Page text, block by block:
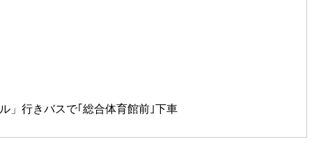
」行きバスで｢総合体育館前｣下車